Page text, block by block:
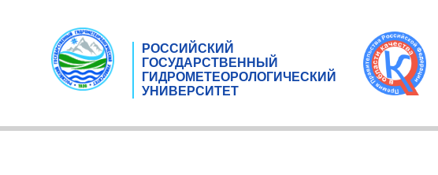
РОССИЙСКИЙ
ГОСУДАРСТВЕННЫЙ
ГИДРОМЕТЕОРОЛОГИЧЕСКИЙ
УНИВЕРСИТЕТ